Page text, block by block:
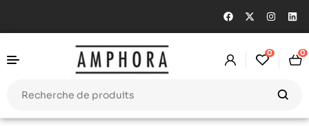
0 0